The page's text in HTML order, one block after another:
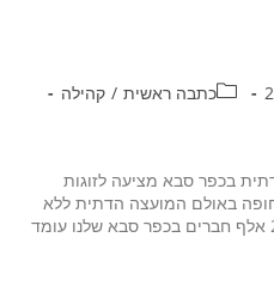
כתבה ראשית / קהילה
בכפר סבא מציעה לזוגות
באולם המועצה הדתית ללא
תשלום. לחצו כאן להצטרפות ל-27 אלף חברים בכפר סבא שלנו עומד